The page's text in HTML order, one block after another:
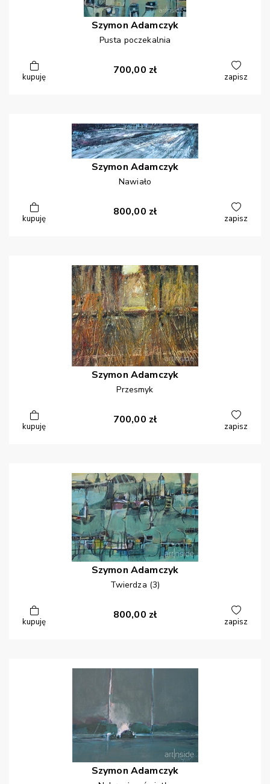
Szymon Adamczyk
Pusta poczekalnia
kupuję
700,00 zł
zapisz
Szymon Adamczyk
Nawiało
kupuję
800,00 zł
zapisz
Szymon Adamczyk
Przesmyk
kupuję
700,00 zł
zapisz
Szymon Adamczyk
Twierdza (3)
kupuję
800,00 zł
zapisz
Szymon Adamczyk